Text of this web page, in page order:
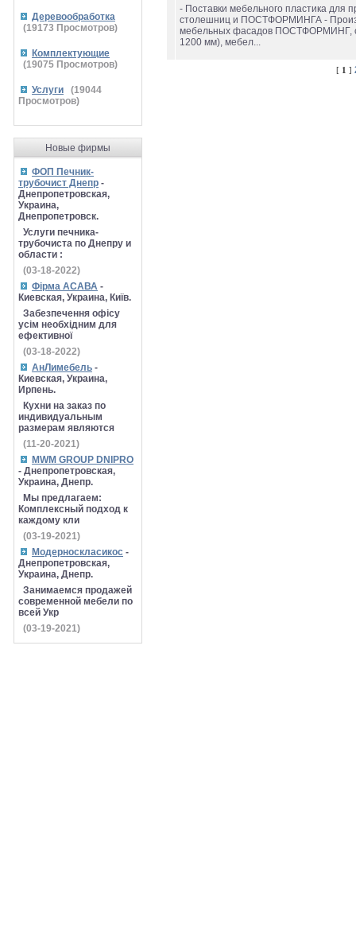
Деревообработка
(19173 Просмотров)
Комплектующие
(19075 Просмотров)
Услуги (19044
Просмотров)
Новые фирмы
ФОП Печник-
трубочист Днепр -
Днепропетровская,
Украина,
Днепропетровск.
Услуги печника-
трубочиста по Днепру и
области :
(03-18-2022)
Фірма АСАВА -
Киевская, Украина, Київ.
Забезпечення офісу
усім необхідним для
ефективної
(03-18-2022)
АнЛимебель -
Киевская, Украина,
Ирпень.
Кухни на заказ по
индивидуальным
размерам являются
(11-20-2021)
MWM GROUP DNIPRO
- Днепропетровская,
Украина, Днепр.
Мы предлагаем:
Комплексный подход к
каждому кли
(03-19-2021)
Модерноскласикос -
Днепропетровская,
Украина, Днепр.
Занимаемся продажей
современной мебели по
всей Укр
(03-19-2021)
- Поставки мебельного пластика для
столешниц и ПОСТФОРМИНГА -
мебельных фасадов ПОСТФОРМИНГ,
1200 мм), мебел...
[ 1 ]